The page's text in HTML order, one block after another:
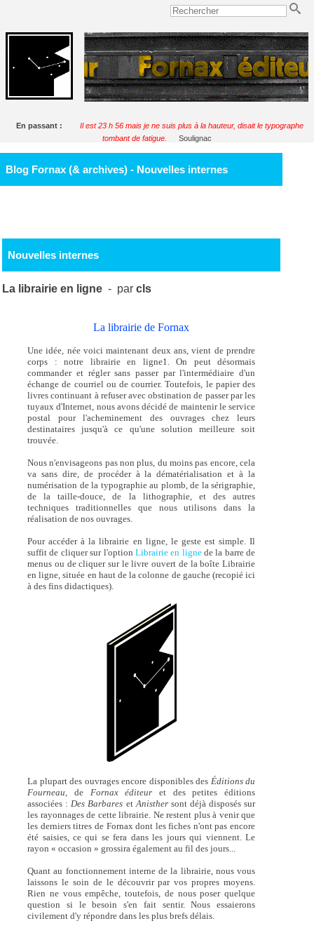
En passant :
Il est 23 h 56 mais je ne suis plus à la hauteur, disait le typographe
tombant de fatigue.
Soulignac
Blog Fornax (& archives) - Nouvelles internes
Nouvelles internes
La librairie en ligne - parcls
La librairie de Fornax
Une idée, née voici maintenant deux ans, vient de prendre
corps : notre librairie en ligne1. On peut désormais
commander et régler sans passer par l'intermédiaire d'un
échange de courriel ou de courrier. Toutefois, le papier des
livres continuant à refuser avec obstination de passer par les
tuyaux d'Internet, nous avons décidé de maintenir le service
postal pour l'acheminement des ouvrages chez leurs
destinataires jusqu'à ce qu'une solution meilleure soit
trouvée.
Nous n'envisageons pas non plus, du moins pas encore, cela
va sans dire, de procéder à la dématérialisation et à la
numérisation de la typographie au plomb, de la sérigraphie,
de la taille-douce, de la lithographie, et des autres
techniques traditionnelles que nous utilisons dans la
réalisation de nos ouvrages.
Pour accéder à la librairie en ligne, le geste est simple. Il
suffit de cliquer sur l'option Librairie en lignede la barre de
menus ou de cliquer sur le livre ouvert de la boîte Librairie
en ligne, située en haut de la colonne de gauche (recopié ici
à des fins didactiques).
La plupart des ouvrages encore disponibles des Éditions du
Fourneau,
de Fornax éditeur et des petites éditions
associées : Des Barbares et Anisthersont déjà disposés sur
les rayonnages de cette librairie. Ne restent plus à venir que
les derniers titres de Fornax dont les fiches n'ont pas encore
été saisies, ce qui se fera dans les jours qui viennent. Le
rayon « occasion » grossira également au fil des jours...
Quant au fonctionnement interne de la librairie, nous vous
laissons le soin de le découvrir par vos propres moyens.
Rien ne vous empêche, toutefois, de nous poser quelque
question si le besoin s'en fait sentir. Nous essaierons
civilement d'y répondre dans les plus brefs délais.